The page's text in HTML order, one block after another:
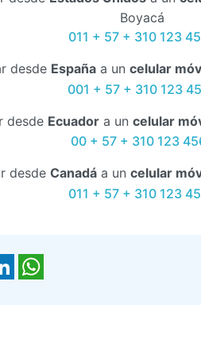
Boyacá
011 + 57 + 310 123
desde Españaa un celular
001 + 57 + 310 123
desde Ecuadora un celular
00 + 57 + 310 123
desde Canadáa un celular
011 + 57 + 310 123